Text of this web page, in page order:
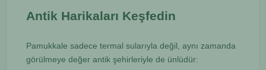
Antik Harikaları Keşfedin
Pamukkale sadece termal sularıyla değil, aynı zamanda
görülmeye değer antik şehirleriyle de ünlüdür: